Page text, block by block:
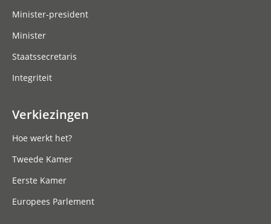
Minister-president
Minister
Staatssecretaris
Integriteit
Verkiezingen
Hoe werkt het?
Tweede Kamer
Eerste Kamer
Europees Parlement